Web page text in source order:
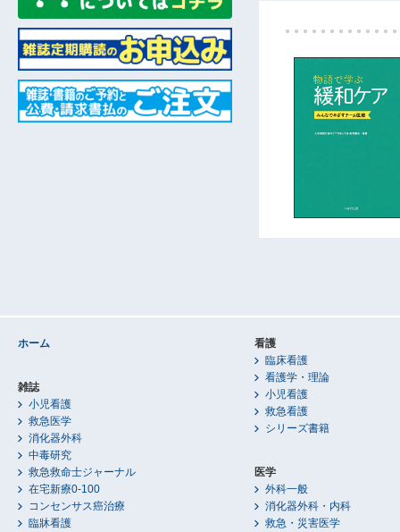
ホーム
雑誌
小児看護
救急医学
消化器外科
中毒研究
救急救命士ジャーナル
在宅新療0-100
コンセンサス癌治療
臨牀看護
看護
臨床看護
看護学・理論
小児看護
救急看護
シリーズ書籍
医学
外科一般
消化器外科・内科
救急・災害医学